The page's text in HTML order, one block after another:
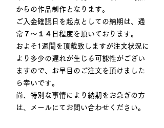
からの作品制作となります。
ご入金確認日を起点としての納期は、通
常７～１４日程度を頂いております。
およそ1週間を頂戴致しますが注文状況に
より多少の遅れが生じる可能性がござい
ますので、お早目のご注文を頂けました
ら幸いです。
尚、特別な事情により納期をお急ぎの方
は、メールにてお問い合わせください。